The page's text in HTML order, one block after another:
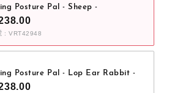
Posture Pal - Sheep -
: VRT42948
Posture Pal - Lop Ear Rabbit -